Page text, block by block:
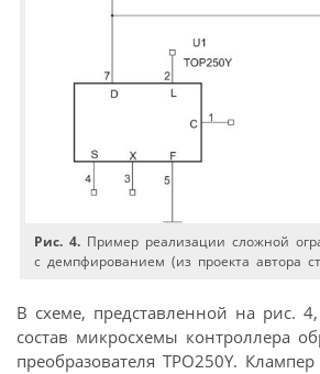
Рис. 4. Пример реализации сложной
с демпфированием (из проекта автора
В схеме, представленной на рис.
состав микросхемы контроллера
преобразователя TPO250Y.